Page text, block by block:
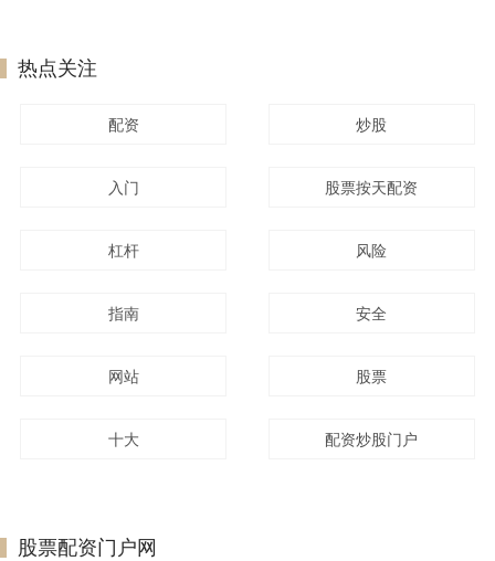
热点关注
配资 炒股
入门 股票按天配资
杠杆 风险
指南 安全
网站 股票
十大 配资炒股门户
股票配资门户网